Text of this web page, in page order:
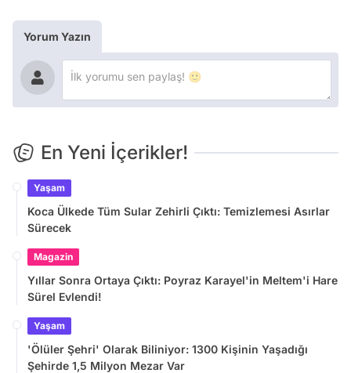
Yorum Yazın
En Yeni İçerikler!
Yaşam
Koca Ülkede Tüm Sular Zehirli Çıktı: Temizlemesi Asırlar
Sürecek
Magazin
Yıllar Sonra Ortaya Çıktı: Poyraz Karayel'in Meltem'i Hare
Sürel Evlendi!
Yaşam
'Ölüler Şehri' Olarak Biliniyor: 1300 Kişinin Yaşadığı
Şehirde 1,5 Milyon Mezar Var